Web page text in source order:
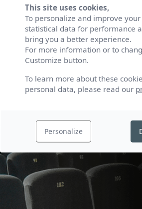
vous croit
Charlotte Devillers & Arnaud Dufeys
| 2025 | 1h18
This site uses cookies,
To personalize and improve
statistical data for performance
bring you a better experience.
For more information or to
Customize button.
To learn more about these
personal data, please read our
Personalize